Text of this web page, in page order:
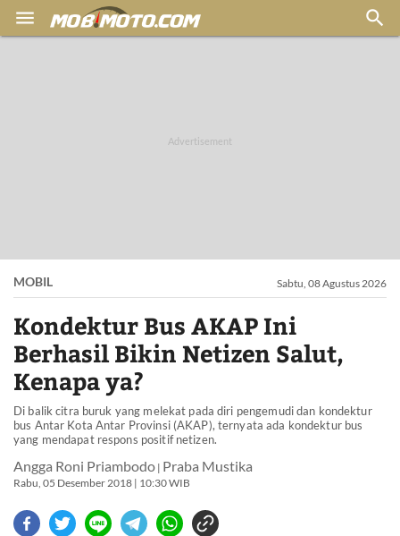
 
MOBIL Sabtu, 08 Agustus 2026
Kondektur Bus AKAP Ini
Berhasil Bikin Netizen Salut,
Kenapa ya?
Di balik citra buruk yang melekat pada diri pengemudi dan kondektur
bus Antar Kota Antar Provinsi (AKAP), ternyata ada kondektur bus
yang mendapat respons positif netizen.
Angga Roni Priambodo | Praba Mustika
Rabu, 05 Desember 2018 | 10:30 WIB